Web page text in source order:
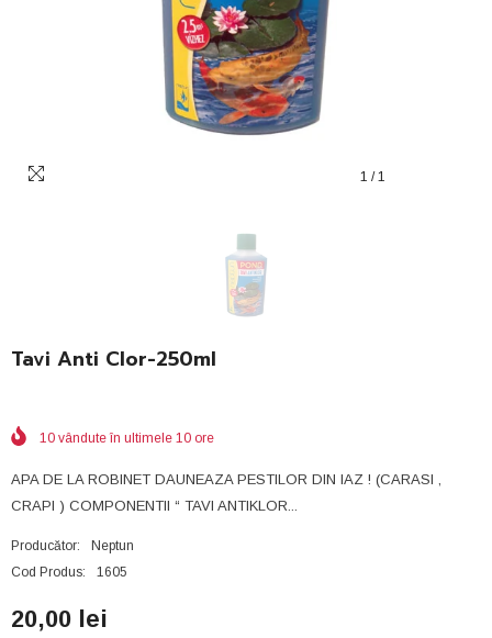
1 / 1
Tavi Anti Clor-250ml
10 vândute în ultimele 10 ore
APA DE LA ROBINET DAUNEAZA PESTILOR DIN IAZ ! (CARASI ,
CRAPI ) COMPONENTII “ TAVI ANTIKLOR...
Producător:
Neptun
Cod Produs:
1605
20,00 lei